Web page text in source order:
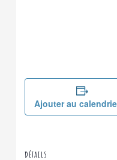
Ajouter au
DÉTAILS